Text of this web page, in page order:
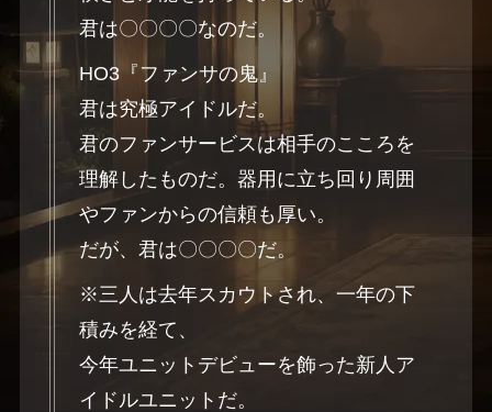
君は〇〇〇〇なのだ。
HO3『ファンサの鬼』
君は究極アイドルだ。
君のファンサービスは相手のこころを
理解したものだ。器用に立ち回り周囲
やファンからの信頼も厚い。
だが、君は〇〇〇〇だ。
※三人は去年スカウトされ、一年の下
積みを経て、
今年ユニットデビューを飾った新人ア
イドルユニットだ。